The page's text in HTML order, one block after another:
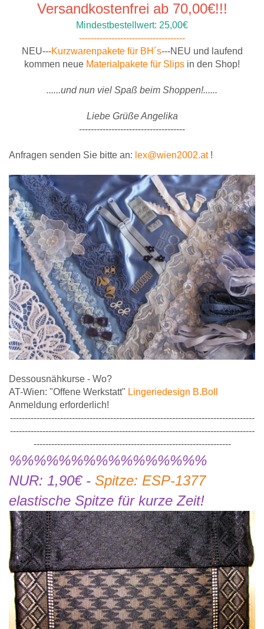
Versandkostenfrei ab 70,00€!!!
Mindestbestellwert: 25,00€
------------------------------------
NEU---Kurzwarenpakete für BH´s---NEU und laufend
kommen neue Materialpakete für Slips in den Shop!
......und nun viel Spaß beim Shoppen!......
Liebe Grüße Angelika
------------------------------------
Anfragen senden Sie bitte an: lex@wien2002.at!
Dessousnähkurse - Wo?
AT-Wien: "Offene Werkstatt" Lingeriedesign B.Boll
Anmeldung erforderlich!
-----------------------------------------------------------------------------------
-----------------------------------------------------------------------------------
-------------------------------------------------------------------
%%%%%%%%%%%%%%%%
NUR: 1,90€ - Spitze: ESP-1377
elastische Spitze für kurze Zeit!